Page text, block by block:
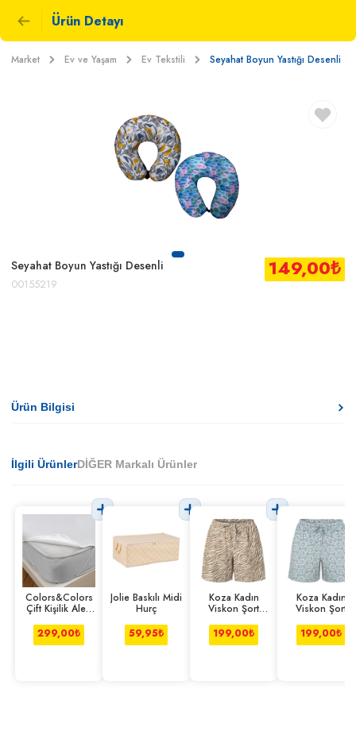
Ürün Detayı
Market Ev ve Yaşam Ev Tekstili Seyahat Boyun Yastığı Desenli
Seyahat Boyun Yastığı Desenli
00155219
149,00₺
Ürün Bilgisi
İlgili ÜrünlerDİĞER Markalı Ürünler
Colors&Colors
Çift Kişilik Alez
299,00₺
Jolie Baskılı Midi
Hurç
59,95₺
Koza Kadın
Viskon Şort
199,00₺
Koza Kadın
Viskon Şort
199,00₺